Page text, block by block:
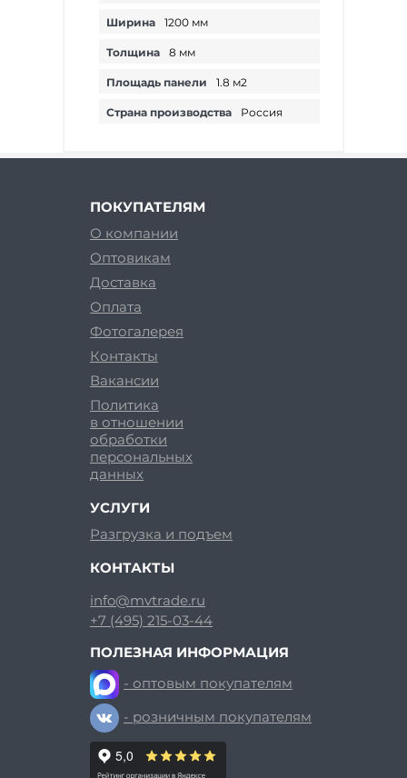
Ширина 1200 мм
Толщина 8 мм
Площадь панели 1.8 м2
Страна производства Россия
ПОКУПАТЕЛЯМ
О компании
Оптовикам
Доставка
Оплата
Фотогалерея
Контакты
Вакансии
Политика
в отношении
обработки
персональных
данных
УСЛУГИ
Разгрузка и подъем
КОНТАКТЫ
info@mvtrade.ru
+7 (495) 215-03-44
ПОЛЕЗНАЯ ИНФОРМАЦИЯ
- оптовым покупателям
- розничным покупателям